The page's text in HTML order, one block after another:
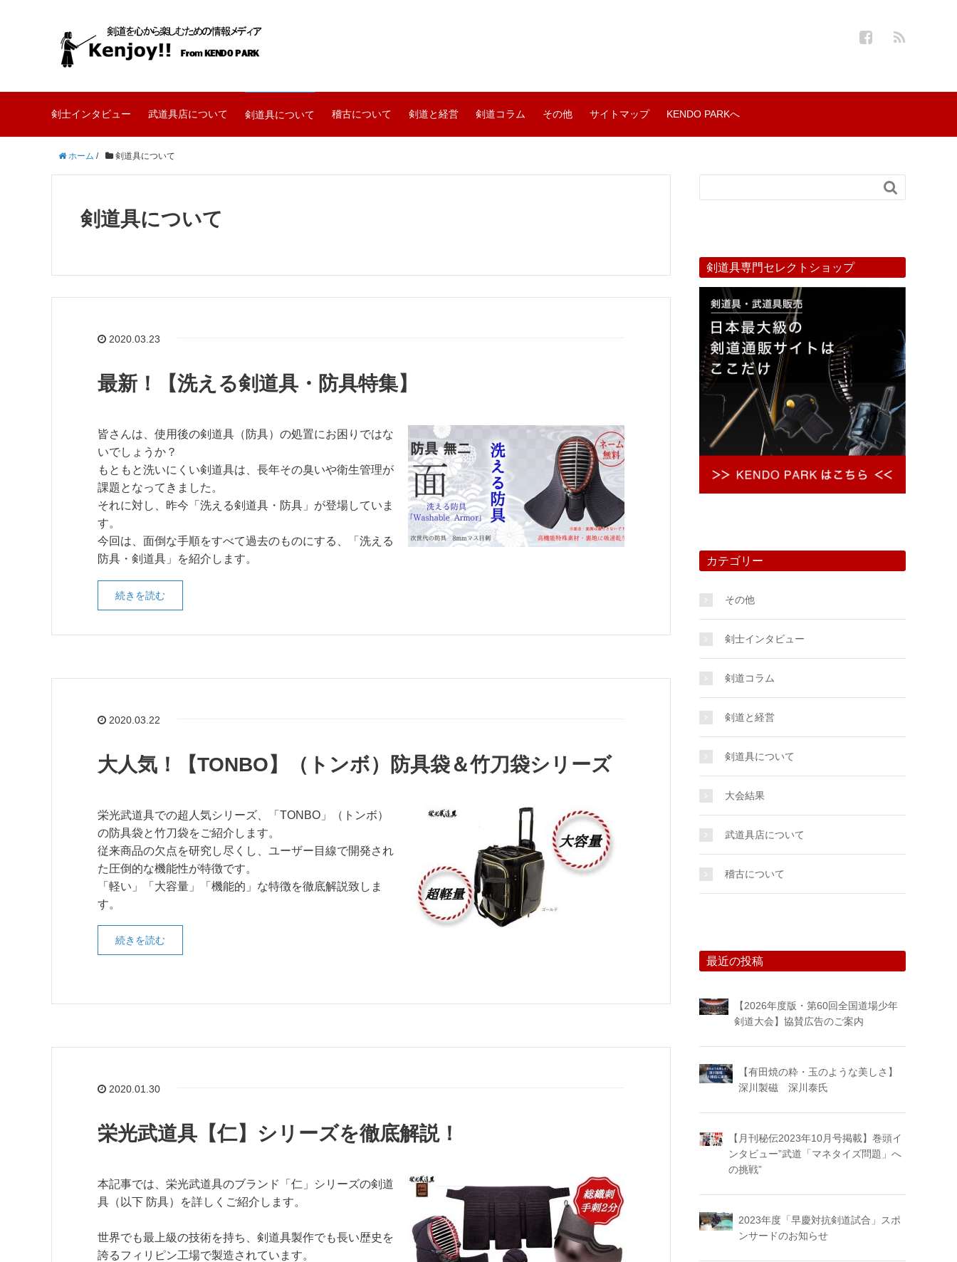
剣士インタビュー 武道具店について 剣道具について 稽古について 剣道と経営 剣道コラム その他 サイトマップ KENDO PARKへ
ホーム / 剣道具について
剣道具について
2020.03.23
最新！【洗える剣道具・防具特集】
皆さんは、使用後の剣道具（防具）の処置にお困りではな
いでしょうか？
もともと洗いにくい剣道具は、長年その臭いや衛生管理が
課題となってきました。
それに対し、昨今「洗える剣道具・防具」が登場していま
す。
今回は、面倒な手順をすべて過去のものにする、「洗える
防具・剣道具」を紹介します。
続きを読む
2020.03.22
大人気！【TONBO】（トンボ）防具袋＆竹刀袋シリーズ
栄光武道具での超人気シリーズ、「TONBO」（トンボ）
の防具袋と竹刀袋をご紹介します。
従来商品の欠点を研究し尽くし、ユーザー目線で開発され
た圧倒的な機能性が特徴です。
「軽い」「大容量」「機能的」な特徴を徹底解説致しま
す。
続きを読む
2020.01.30
栄光武道具【仁】シリーズを徹底解説！
本記事では、栄光武道具のブランド「仁」シリーズの剣道
具（以下 防具）を詳しくご紹介します。
世界でも最上級の技術を持ち、剣道具製作でも長い歴史を
誇るフィリピン工場で製造されています。

剣道具専門セレクトショップ
カテゴリー
その他
剣士インタビュー
剣道コラム
剣道と経営
剣道具について
大会結果
武道具店について
稽古について
最近の投稿
【2026年度版・第60回全国道場少年
剣道大会】協賛広告のご案内
【有田焼の粋・玉のような美しさ】
深川製磁 深川泰氏
【月刊秘伝2023年10月号掲載】巻頭イ
ンタビュー”武道「マネタイズ問題」へ
の挑戦”
2023年度「早慶対抗剣道試合」スポ
ンサードのお知らせ